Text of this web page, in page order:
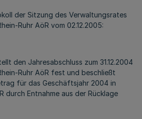
der Sitzung des Verwaltungsrates
Ruhr AöR vom 02.12.2005:
den Jahresabschluss zum 31.12.2004
Ruhr AöR fest und beschließt
für das Geschäftsjahr 2004 in
durch Entnahme aus der Rücklage